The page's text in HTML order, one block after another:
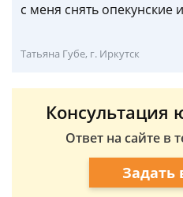
с меня снять опекунские
Татьяна Губе, г. Иркутск
Консультация
Ответ на сайте в
Задать